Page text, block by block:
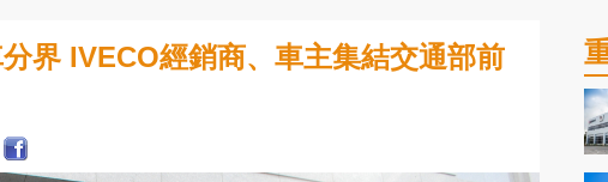
界 IVECO經銷商、車主集結交通部前